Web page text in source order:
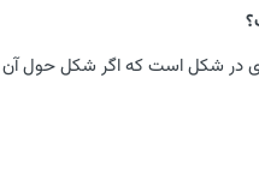
در شکل است که اگر شکل حول